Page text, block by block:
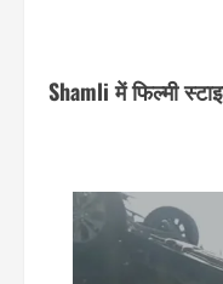
Shamli में फिल्मी